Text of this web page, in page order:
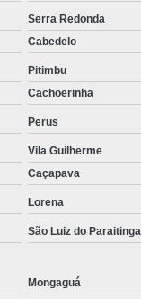
Serra Redonda
Cabedelo
Pitimbu
Cachoerinha
Perus
Vila Guilherme
Caçapava
Lorena
São Luiz do Paraitinga
Mongaguá